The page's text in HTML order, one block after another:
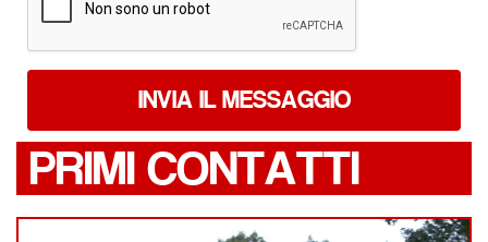
INVIA IL MESSAGGIO
PRIMI CONTATTI